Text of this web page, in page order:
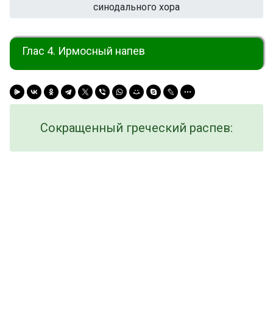
синодального хора
Глас 4. Ирмосный напев
Сокращенный греческий распев: